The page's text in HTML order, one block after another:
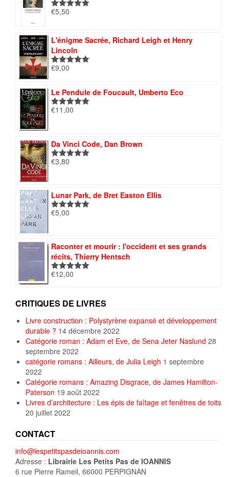
Note5.00
€5,50
L'énigme Sacrée, Richard Leigh et Henry
Lincoln
Note5.00
€9,00
Le Pendule de Foucault, Umberto Eco
Note5.00
€11,00
Da Vinci Code, Dan Brown
Note5.00
€3,80
Lunar Park, de Bret Easton Ellis
Note5.00
€5,00
Raconter et mourir : l'occident et ses grands
récits, Thierry Hentsch
Note5.00
€12,00
CRITIQUES DE LIVRES
Livre construction : Polystyrène expansé et développement
durable ? 14 décembre 2022
Catégorie roman : Adam et Eve, de Sena Jeter Naslund 28
septembre 2022
catégorie romans : Ailleurs, de Julia Leigh 1 septembre
2022
Catégorie romans : Amazing Disgrace, de James Hamilton-
Paterson 19 août 2022
Livres d’architecture : Les épis de faîtage et fenêtres de toits
20 juillet 2022
CONTACT
info@lespetitspasdeioannis.com
Adresse : Librairie Les Petits Pas de IOANNIS
6 rue Pierre Rameil, 66000 PERPIGNAN